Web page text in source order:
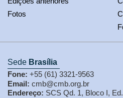
Fotos
Sede Brasília
Fone: +55 (61) 3321-9563
Email: cmb@cmb.org.br
Endereço: SCS Qd. 1, Bloco I,